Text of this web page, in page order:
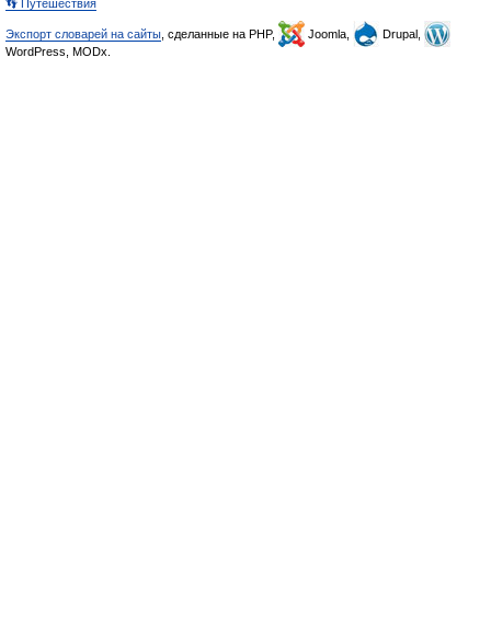
👣 Путешествия
Экспорт словарей на сайты , сделанные на PHP, Joomla,
Drupal,
WordPress, MODx.